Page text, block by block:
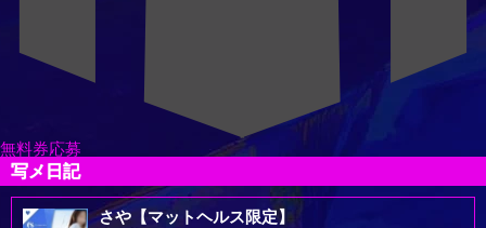
無料券応募
写メ日記
さや【マットヘルス限定】